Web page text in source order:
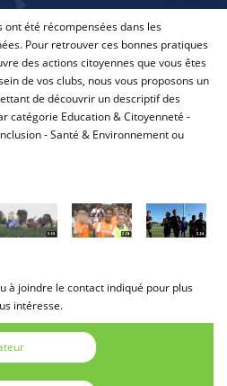
ont été récompensées dans les
Pour retrouver ces bonnes pratiques
des actions citoyennes que vous êtes
de vos clubs, nous vous proposons un
de découvrir un descriptif des
catégorie Education & Citoyenneté -
- Santé & Environnement ou
à joindre le contact indiqué pour plus
intéresse.